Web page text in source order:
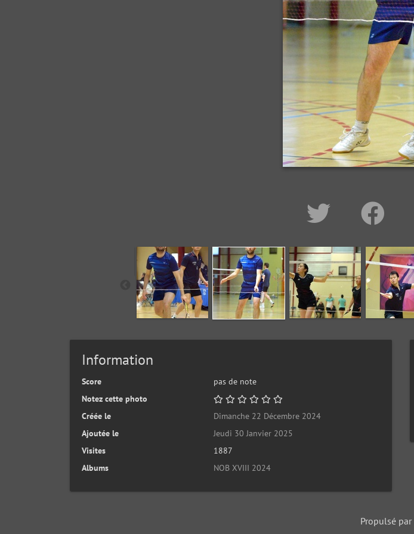
Information
Score
pas de note
Notez cette photo
Créée le
Dimanche 22 Décembre 2024
Ajoutée le
Jeudi 30 Janvier 2025
Visites
1887
Albums
NOB XVIII 2024
Propulsé par